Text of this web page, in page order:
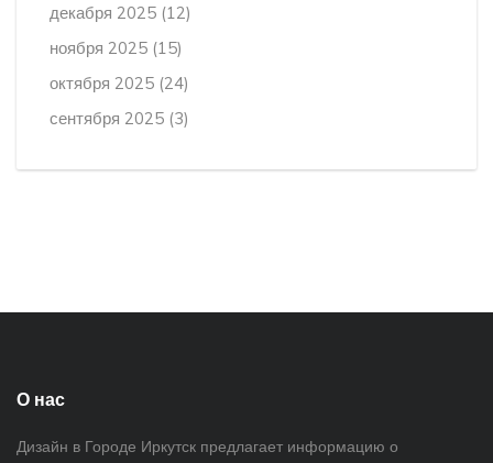
декабря 2025 (12)
ноября 2025 (15)
октября 2025 (24)
сентября 2025 (3)
О нас
Дизайн в Городе Иркутск предлагает информацию о